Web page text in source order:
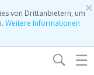
×
von Drittanbietern, um
Weitere Informationen
☰